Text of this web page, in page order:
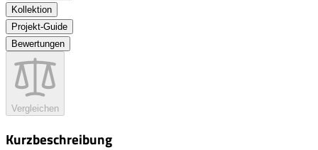
Kollektion
Projekt-Guide
Bewertungen
Vergleichen
Kurzbeschreibung